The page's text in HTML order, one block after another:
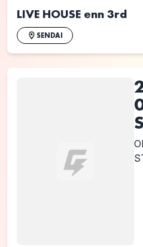
LIVE HOUSE enn 3rd
SENDAI